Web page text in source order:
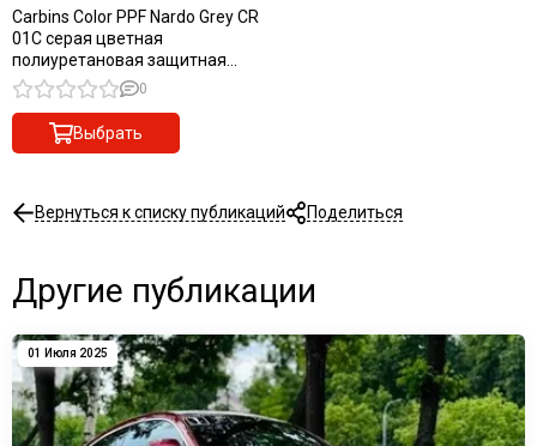
Carbins Color PPF Nardo Grey CR
01C серая цветная
полиуретановая защитная
антигравийная пленка
0
Выбрать
Вернуться к списку публикаций Поделиться
Другие публикации
01 Июля 2025